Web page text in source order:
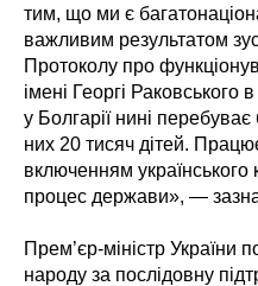
тим, що ми є
важливим результатом
Протоколу про
імені Георгі Раковського
у Болгарії нині перебуває
них 20 тисяч дітей.
включенням українського
процес держави», —
Прем’єр-міністр України
народу за послідовну